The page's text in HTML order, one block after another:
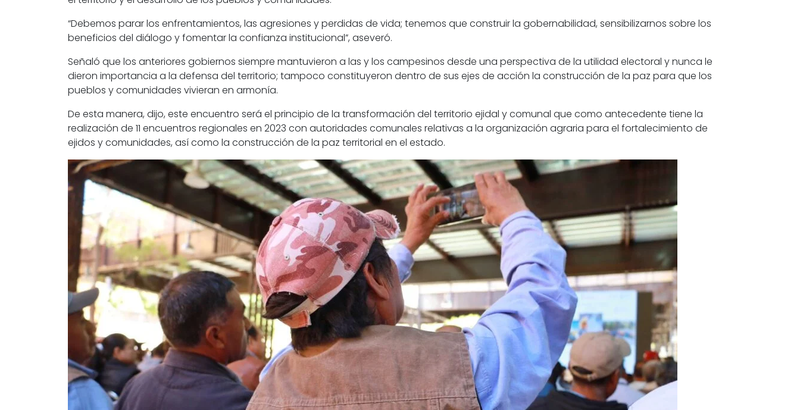
“Debemos parar los enfrentamientos, las agresiones y perdidas de vida; tenemos que construir la gobernabilidad, sensibilizarnos sobre los
beneficios del diálogo y fomentar la confianza institucional”, aseveró.
Señaló que los anteriores gobiernos siempre mantuvieron a las y los campesinos desde una perspectiva de la utilidad electoral y nunca le
dieron importancia a la defensa del territorio; tampoco constituyeron dentro de sus ejes de acción la construcción de la paz para que los
pueblos y comunidades vivieran en armonía.
De esta manera, dijo, este encuentro será el principio de la transformación del territorio ejidal y comunal que como antecedente tiene la
realización de 11 encuentros regionales en 2023 con autoridades comunales relativas a la organización agraria para el fortalecimiento de
ejidos y comunidades, así como la construcción de la paz territorial en el estado.